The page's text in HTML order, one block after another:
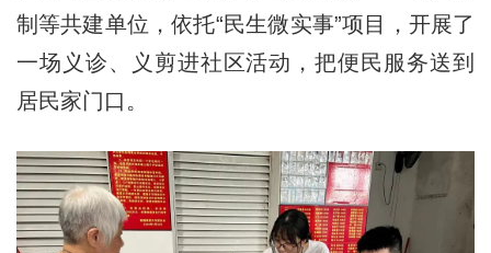
制等共建单位，依托“民生微实事”项目，开展了
一场义诊、义剪进社区活动，把便民服务送到
居民家门口。